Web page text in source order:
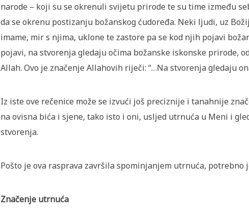
narode – koji su se okrenuli svijetu prirode te su time između
da se okrenu postizanju božanskog ćudoređa. Neki ljudi, uz
imame, mir s njima, uklone te zastore pa se kod njih pojavi
pojavi, na stvorenja gledaju očima božanske iskonske prirode,
Allah. Ovo je značenje Allahovih riječi: “…Na stvorenja gledaju
Iz iste ove rečenice može se izvući još preciznije i tanahnije
na ovisna bića i sjene, tako isto i oni, usljed utrnuća u Meni i
stvorenja.
Pošto je ova rasprava završila spominjanjem utrnuća, potrebno
Značenje utrnuća